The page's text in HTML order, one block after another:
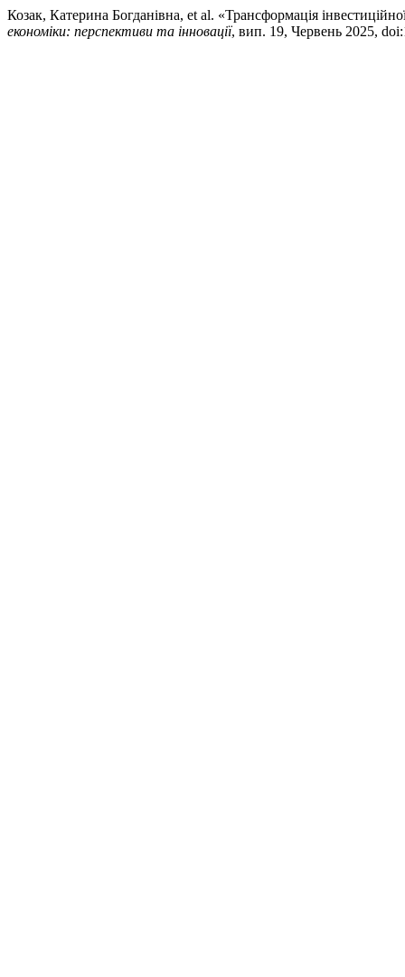
Козак, Катерина Богданівна, et al. «Трансформація
економіки: перспективи та інновації, вип. 19, Червень 2025,